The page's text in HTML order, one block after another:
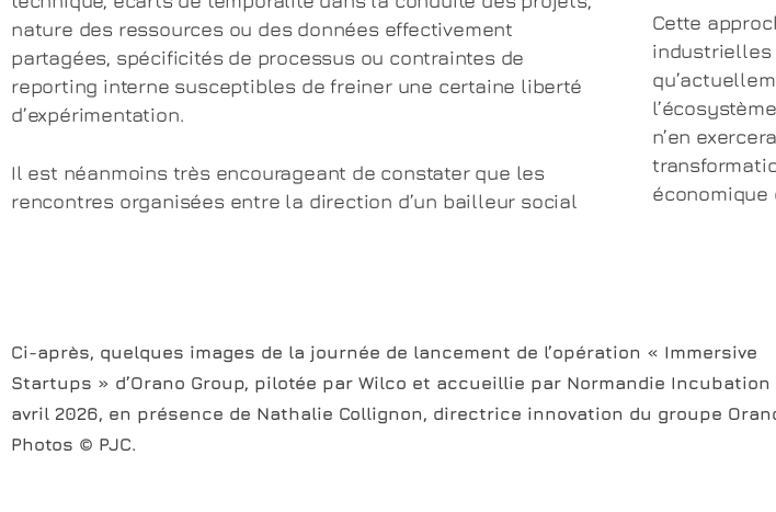
nature des ressources ou des données effectivement
partagées, spécificités de processus ou contraintes de
reporting interne susceptibles de freiner une certaine liberté
d’expérimentation.
Il est néanmoins très encourageant de constater que les
rencontres organisées entre la direction d’un bailleur social
Cette
industrielles
n’en
économique
Ci-après, quelques images de la journée de lancement de l’opération « Immersive
Startups » d’Orano Group, pilotée par Wilco et accueillie par Normandie Incubation
avril 2026, en présence de Nathalie Collignon, directrice innovation du groupe
Photos © PJC.